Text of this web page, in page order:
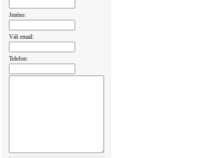
Jméno:
Váš email:
Telefon: